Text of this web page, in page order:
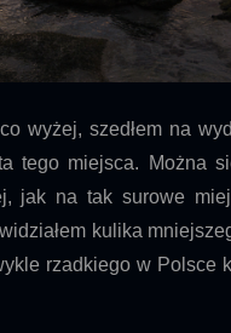
wyżej, szedłem na
tego miejsca. Można
jak na tak surowe
kulika
rzadkiego w Polsce